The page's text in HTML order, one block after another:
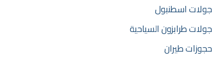
جولات اسطنبول
جولات طرابزون السياحية
حجوزات طيران